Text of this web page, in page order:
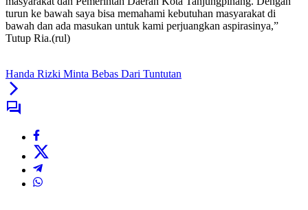
turun ke bawah saya bisa memahami kebutuhan masyarakat di
bawah dan ada masukan untuk kami perjuangkan aspirasinya,”
Tutup Ria.(rul)
Handa Rizki Minta Bebas Dari Tuntutan